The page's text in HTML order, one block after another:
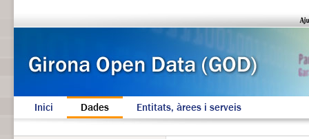
Inici Dades Entitats, àrees i serveis